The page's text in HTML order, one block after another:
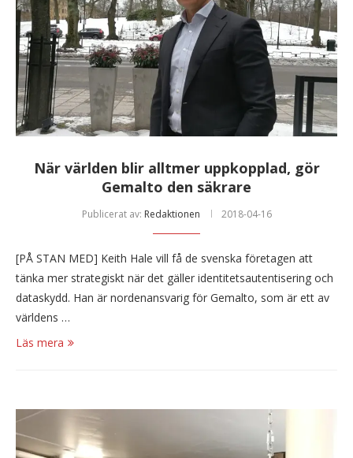
När världen blir alltmer uppkopplad, gör
Gemalto den säkrare
Publicerat av: Redaktionen 2018-04-16
[PÅ STAN MED] Keith Hale vill få de svenska företagen att
tänka mer strategiskt när det gäller identitetsautentisering och
dataskydd. Han är nordenansvarig för Gemalto, som är ett av
världens …
Läs mera